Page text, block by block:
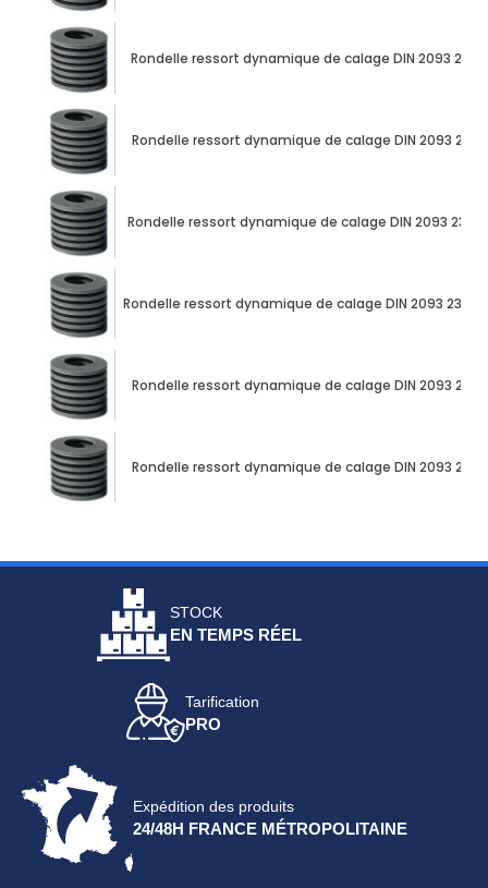
Rondelle ressort dynamique de calage DIN 2093
Rondelle ressort dynamique de calage DIN 2093
Rondelle ressort dynamique de calage DIN 2093
Rondelle ressort dynamique de calage DIN 2093
Rondelle ressort dynamique de calage DIN 2093
Rondelle ressort dynamique de calage DIN 2093
STOCK
EN TEMPS RÉEL
Tarification
PRO
Expédition des produits
24/48H FRANCE MÉTROPOLITAINE